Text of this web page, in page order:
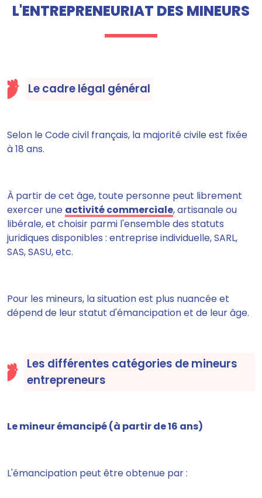
L'ENTREPRENEURIAT DES MINEURS
Le cadre légal général
Selon le Code civil français, la majorité civile est fixée
à 18 ans.
À partir de cet âge, toute personne peut librement
exercer une activité commerciale, artisanale ou
libérale, et choisir parmi l'ensemble des statuts
juridiques disponibles : entreprise individuelle, SARL,
SAS, SASU, etc.
Pour les mineurs, la situation est plus nuancée et
dépend de leur statut d'émancipation et de leur âge.
Les différentes catégories de mineurs
entrepreneurs
Le mineur émancipé (à partir de 16 ans)
L'émancipation peut être obtenue par :